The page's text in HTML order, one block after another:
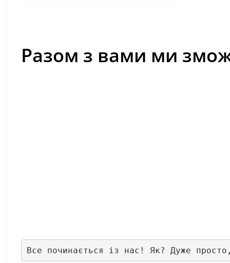
Разом з вами ми
Все починається із нас! Як? Дуже